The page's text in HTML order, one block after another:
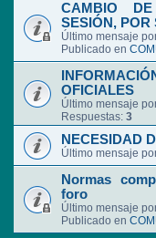
CAMBIO
SESIÓN, POR
Último mensaje
Publicado en
OFICIALES
Último mensaje
Respuestas: 3
NECESIDAD
Último mensaje
Normas
foro
Último mensaje
Publicado en